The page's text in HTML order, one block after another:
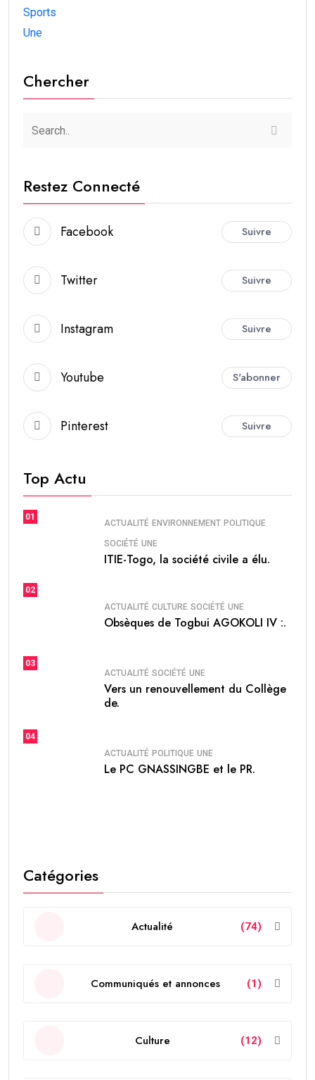
Sports
Une
Chercher
Restez Connecté
Facebook Suivre
Twitter Suivre
Instagram Suivre
Youtube S'abonner
Pinterest Suivre
Top Actu
01
ACTUALITÉ ENVIRONNEMENT POLITIQUE
SOCIÉTÉ UNE
ITIE-Togo, la société civile a élu.
02
ACTUALITÉ CULTURE SOCIÉTÉ UNE
Obsèques de Togbui AGOKOLI IV :.
03
ACTUALITÉ SOCIÉTÉ UNE
Vers un renouvellement du Collège
de.
04
ACTUALITÉ POLITIQUE UNE
Le PC GNASSINGBE et le PR.
Catégories
Actualité (74)
Communiqués et annonces (1)
Culture (12)